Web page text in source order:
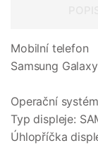
Mobilní telefon
Samsung
Operační
Typ displeje:
Úhlopříčka